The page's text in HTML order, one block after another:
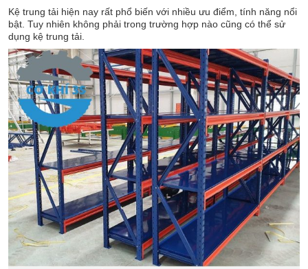
Kệ trung tải hiện nay rất phổ biến với nhiều ưu điểm, tính năng nổi
bật. Tuy nhiên không phải trong trường hợp nào cũng có thể sử
dụng kệ trung tải.